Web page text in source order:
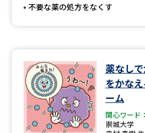
大学で学べる内容や特徴を調べる
データサイエンス特集
デジタルパンフレット
不要な薬の処方をなくす
薬なし
をかな
ーム
関心ワード
崇城大学